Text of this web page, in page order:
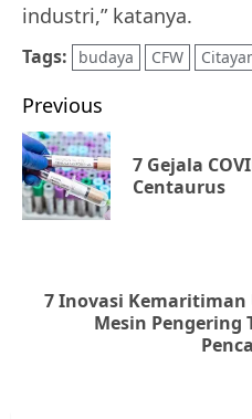
industri,” katanya.
Tags: budaya CFW
Post
navigation
Previous
7 Gejala
Centaurus
Next
7 Inovasi Kemaritiman
Mesin Pengering